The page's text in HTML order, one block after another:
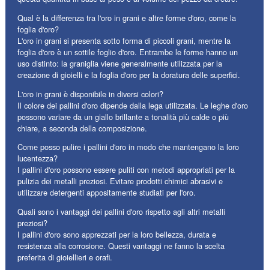
Qual è la differenza tra l'oro in grani e altre forme d'oro, come la
foglia d'oro?
L'oro in grani si presenta sotto forma di piccoli grani, mentre la
foglia d'oro è un sottile foglio d'oro. Entrambe le forme hanno un
uso distinto: la graniglia viene generalmente utilizzata per la
creazione di gioielli e la foglia d'oro per la doratura delle superfici.
L'oro in grani è disponibile in diversi colori?
Il colore dei pallini d'oro dipende dalla lega utilizzata. Le leghe d'oro
possono variare da un giallo brillante a tonalità più calde o più
chiare, a seconda della composizione.
Come posso pulire i pallini d'oro in modo che mantengano la loro
lucentezza?
I pallini d'oro possono essere puliti con metodi appropriati per la
pulizia dei metalli preziosi. Evitare prodotti chimici abrasivi e
utilizzare detergenti appositamente studiati per l'oro.
Quali sono i vantaggi dei pallini d'oro rispetto agli altri metalli
preziosi?
I pallini d'oro sono apprezzati per la loro bellezza, durata e
resistenza alla corrosione. Questi vantaggi ne fanno la scelta
preferita di gioiellieri e orafi.